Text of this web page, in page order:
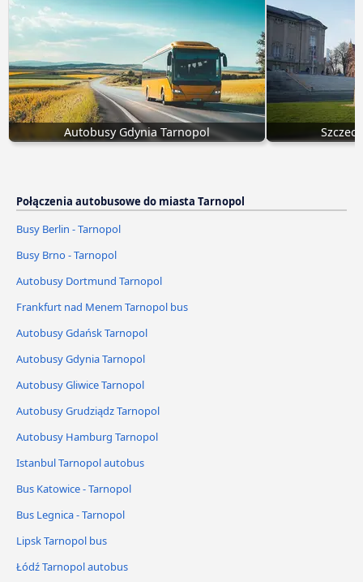
Autobusy Gdynia Tarnopol
Połączenia autobusowe do miasta Tarnopol
Busy Berlin - Tarnopol
Busy Brno - Tarnopol
Autobusy Dortmund Tarnopol
Frankfurt nad Menem Tarnopol bus
Autobusy Gdańsk Tarnopol
Autobusy Gdynia Tarnopol
Autobusy Gliwice Tarnopol
Autobusy Grudziądz Tarnopol
Autobusy Hamburg Tarnopol
Istanbul Tarnopol autobus
Bus Katowice - Tarnopol
Bus Legnica - Tarnopol
Lipsk Tarnopol bus
Łódź Tarnopol autobus